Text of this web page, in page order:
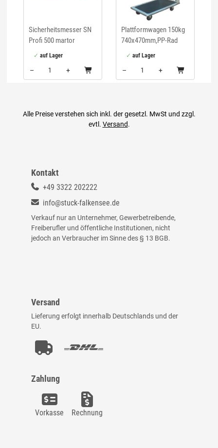
Sicherheitsmesser SN
Profi 500 martor
auf Lager
–
+
Menge: 1
Plattformwagen 150kg
740x470mm,PP-Rad
auf Lager
–
+
Menge: 1
Alle Preise verstehen sich inkl. der gesetzl. MwSt und zzgl.
evtl. Versand.
Kontakt
+49 3322 202222
info@stuck-falkensee.de
Verkauf nur an Unternehmer, Gewerbetreibende,
Freiberufler und öffentliche Institutionen, nicht
jedoch an Verbraucher im Sinne des § 13 BGB.
Versand
Lieferung erfolgt innerhalb Deutschlands und der
EU.
Zahlung
Vorkasse Rechnung